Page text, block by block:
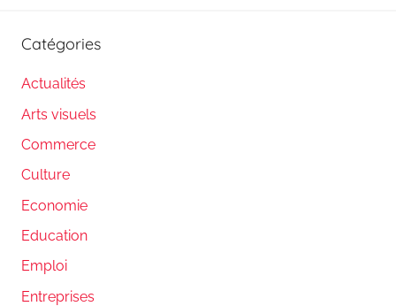
Catégories
Actualités
Arts visuels
Commerce
Culture
Economie
Education
Emploi
Entreprises